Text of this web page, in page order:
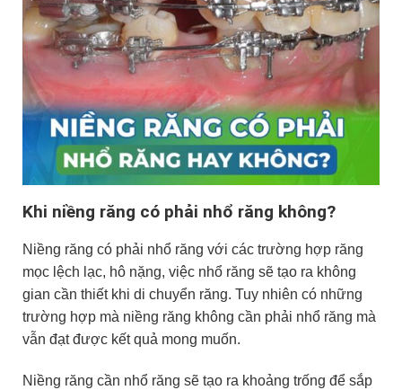
Khi niềng răng có phải nhổ răng không?
Niềng răng có phải nhổ răng với các trường hợp răng
mọc lệch lạc, hô nặng, việc nhổ răng sẽ tạo ra không
gian cần thiết khi di chuyển răng. Tuy nhiên có những
trường hợp mà niềng răng không cần phải nhổ răng mà
vẫn đạt được kết quả mong muốn.
Niềng răng cần nhổ răng sẽ tạo ra khoảng trống để sắp